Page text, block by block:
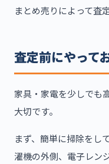
まとめ売りによって査
査定前にやって
家具・家電を少しでも
大切です。
まず、簡単に掃除をし
濯機の外側、電子レン